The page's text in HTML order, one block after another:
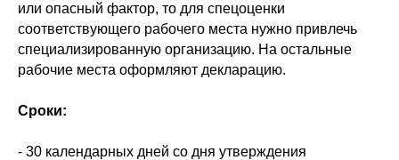
или опасный фактор, то для спецоценки
соответствующего рабочего места нужно привлечь
специализированную организацию. На остальные
рабочие места оформляют декларацию.
Сроки:
- 30 календарных дней со дня утверждения